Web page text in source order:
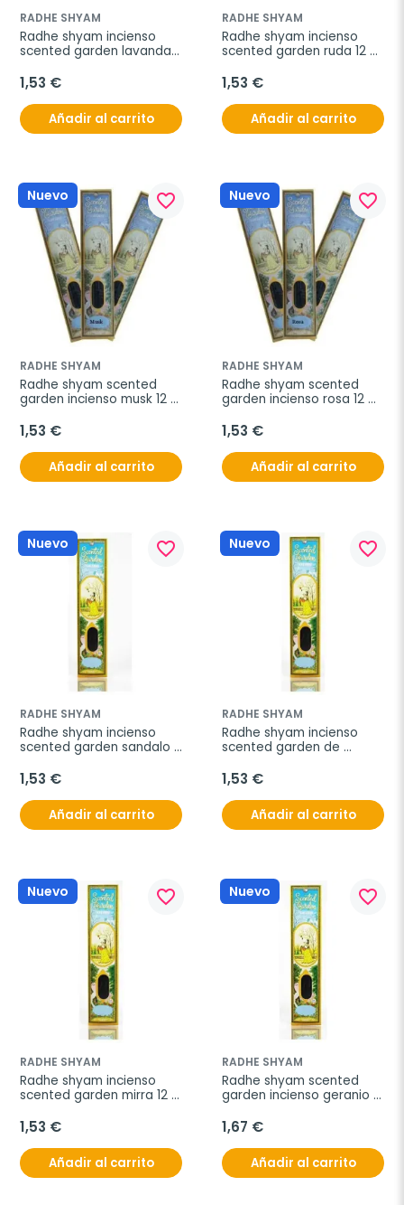
RADHE SHYAM
Radhe shyam incienso
scented garden lavanda
1,53 €
Añadir al carrito
RADHE SHYAM
Radhe shyam incienso
scented garden ruda 12
1,53 €
Añadir al carrito
Nuevo favorite_border
RADHE SHYAM
Radhe shyam scented
garden incienso musk 12
1,53 €
Añadir al carrito
Nuevo favorite_border
RADHE SHYAM
Radhe shyam scented
garden incienso rosa 12
1,53 €
Añadir al carrito
Nuevo favorite_border
RADHE SHYAM
Radhe shyam incienso
scented garden sandalo
1,53 €
Añadir al carrito
Nuevo favorite_border
RADHE SHYAM
Radhe shyam incienso
scented garden de
1,53 €
Añadir al carrito
Nuevo favorite_border
RADHE SHYAM
Radhe shyam incienso
scented garden mirra 12
1,53 €
Añadir al carrito
Nuevo favorite_border
RADHE SHYAM
Radhe shyam scented
garden incienso geranio
1,67 €
Añadir al carrito